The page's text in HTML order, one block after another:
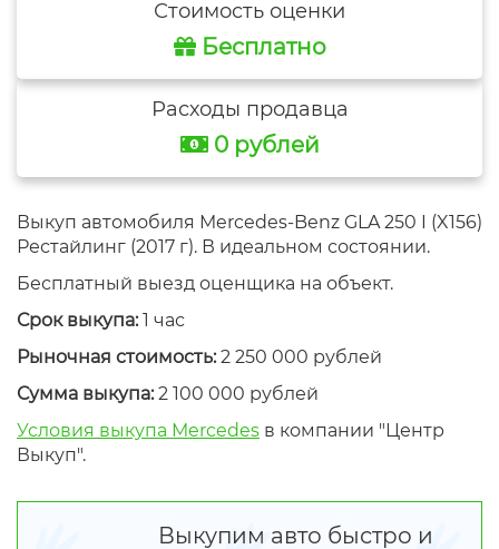
Стоимость оценки
Бесплатно
Расходы продавца
0 рублей
Выкуп автомобиля Mercedes-Benz GLA 250 I (X156)
Рестайлинг (2017 г). В идеальном состоянии.
Бесплатный выезд оценщика на объект.
Срок выкупа:1 час
Рыночная стоимость:2 250 000 рублей
Сумма выкупа:2 100 000 рублей
Условия выкупа Mercedes в компании "Центр
Выкуп".
Выкупим авто быстро и